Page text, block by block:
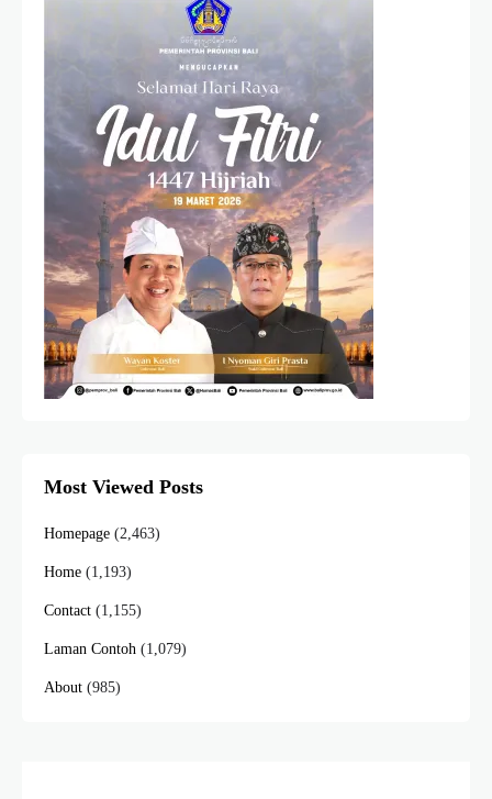
Most Viewed Posts
Homepage (2,463)
Home (1,193)
Contact (1,155)
Laman Contoh (1,079)
About (985)